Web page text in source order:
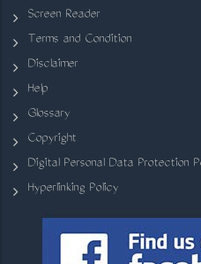
Screen Reader
Terms and Condition
Disclaimer
Help
Glossary
Copyright
Digital Personal Data Protection
Hyperlinking Policy